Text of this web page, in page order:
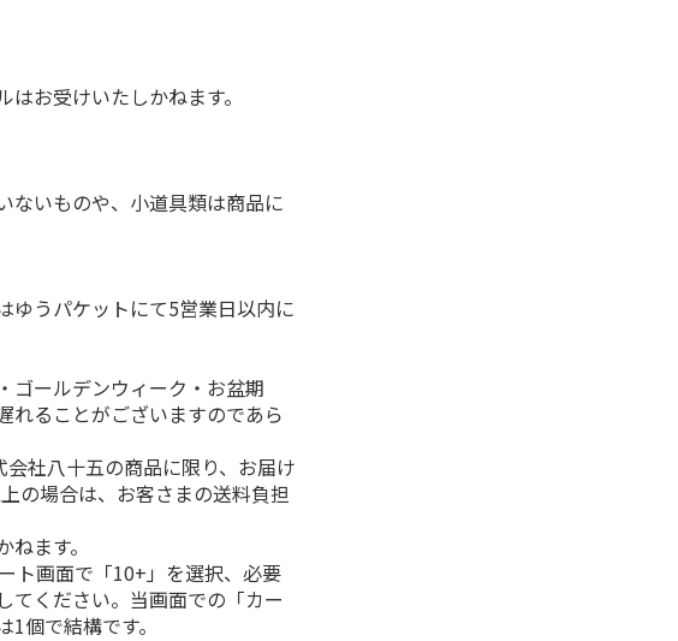
お受けいたしかねます。
いものや、小道具類は商品に
うパケットにて5営業日以内に
ゴールデンウィーク・お盆期
れることがございますのであら
社八十五の商品に限り、お届け
の場合は、お客さまの送料負担
ます。
ト画面で「10+」を選択、必要
てください。当画面での「カー
個で結構です。